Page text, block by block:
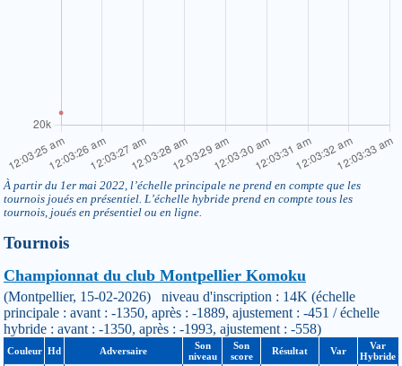
À partir du 1er mai 2022, l’échelle principale ne prend en compte que les
tournois joués en présentiel. L’échelle hybride prend en compte tous les
tournois, joués en présentiel ou en ligne.
Tournois
Championnat du club Montpellier Komoku
(Montpellier, 15-02-2026) niveau d'inscription : 14K (échelle
principale : avant : -1350, après : -1889, ajustement : -451 / échelle
hybride : avant : -1350, après : -1993, ajustement : -558)
Couleur Hd Adversaire
Son
niveau
Son
score
Résultat Var
Var
Hybride